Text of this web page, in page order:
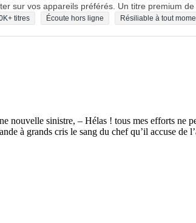
sur vos appareils préférés. Un titre premium de
titres Écoute hors ligne Résiliable à tout
nouvelle sinistre, – Hélas ! tous mes efforts ne
à grands cris le sang du chef qu’il accuse de